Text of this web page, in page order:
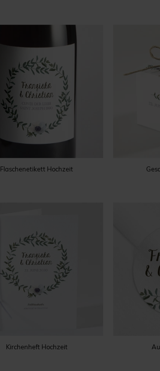
Flaschenetikett Hochzeit
Kirchenheft Hochzeit